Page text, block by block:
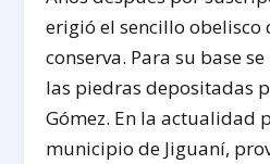
erigió el sencillo obelisco
conserva. Para su base
las piedras depositadas
Gómez. En la actualidad
municipio de Jiguaní,